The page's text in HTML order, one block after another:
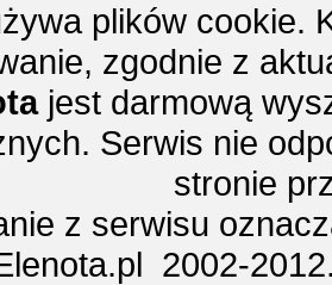
plików cookie.
zgodnie z
jest darmową
Serwis nie
stronie
z serwisu
2002-